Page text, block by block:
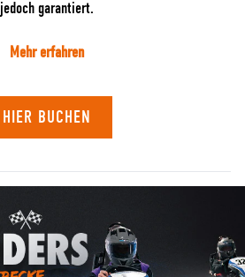
jedoch garantiert.
Mehr erfahren
HIER BUCHEN